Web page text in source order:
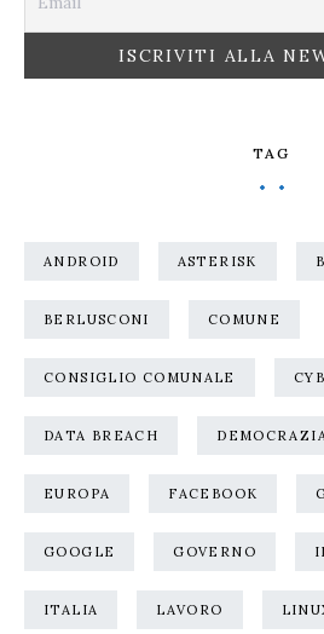
TAG
ANDROID ASTERISK
BERLUSCONI COMUNE
CONSIGLIO COMUNALE
DATA BREACH
EUROPA FACEBOOK
GOOGLE GOVERNO
ITALIA LAVORO